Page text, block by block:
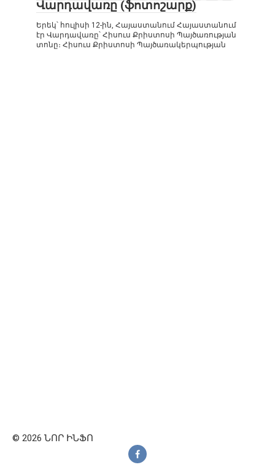
Վարդավառը (ֆոտոշարք)
Երեկ՝ հուլիսի 12-ին, Հայաստանում Հայաստանում
էր Վարդավառը՝ Հիսուս Քրիստոսի Պայծառության
տոնը։ Հիսուս Քրիստոսի Պայծառակերպության
© 2026 ՆՈՐ ԻՆՖՈ